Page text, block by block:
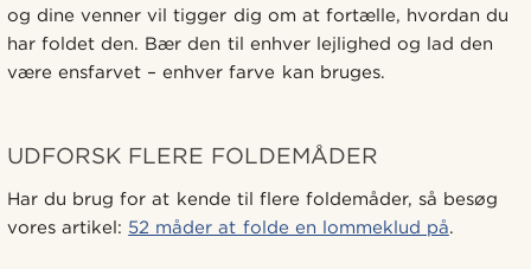
og dine venner vil tigger dig om at fortælle, hvordan du
har foldet den. Bær den til enhver lejlighed og lad den
være ensfarvet – enhver farve kan bruges.
UDFORSK FLERE FOLDEMÅDER
Har du brug for at kende til flere foldemåder, så besøg
vores artikel: 52 måder at folde en lommeklud på.